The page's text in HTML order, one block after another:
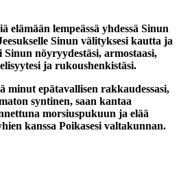
elämään lempeässä yhdessä Sinun
Sinun välityksesi kautta ja
nöyryydestäsi, armostaasi,
ja rukoushenkistäsi.
minut epätavallisen rakkaudessasi,
syntinen, saan kantaa
morsiuspukuun ja elää
kanssa Poikasesi valtakunnan.